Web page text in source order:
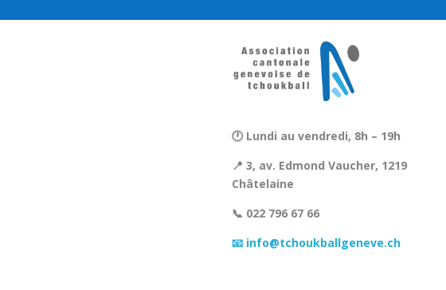
🕐 Lundi au vendredi, 8h – 19h
📍 3, av. Edmond Vaucher, 1219
Châtelaine
📞 022 796 67 66
📧 info@tchoukballgeneve.ch